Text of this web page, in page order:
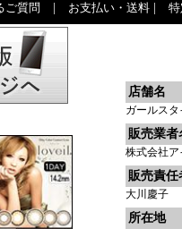
ご質問 お支払い・送料
店舗名
ガールスタ
販売業者
株式会社
販売責任
大川慶子
所在地